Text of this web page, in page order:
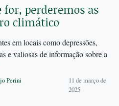
for, perderemos as
climático
em locais como depressões,
e valiosas de informação sobre a
Perini
11 de março de
2025